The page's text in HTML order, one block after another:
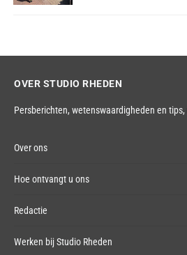
OVER STUDIO RHEDEN
Persberichten, wetenswaardigheden en tips,
Over ons
Hoe ontvangt u ons
Redactie
Werken bij Studio Rheden